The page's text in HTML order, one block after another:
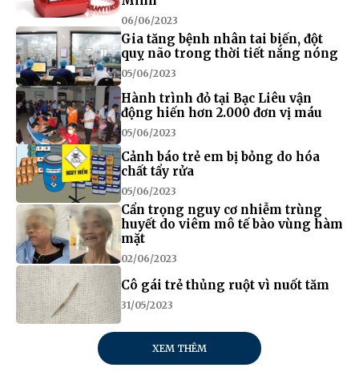
06/06/2023
Gia tăng bệnh nhân tai biến, đột
quỵ não trong thời tiết nắng nóng
05/06/2023
Hành trình đỏ tại Bạc Liêu vận
động hiến hơn 2.000 đơn vị máu
05/06/2023
Cảnh báo trẻ em bị bỏng do hóa
chất tẩy rửa
05/06/2023
Cẩn trọng nguy cơ nhiễm trùng
huyết do viêm mô tế bào vùng hàm
mặt
02/06/2023
Cô gái trẻ thủng ruột vì nuốt tăm
31/05/2023
XEM THÊM